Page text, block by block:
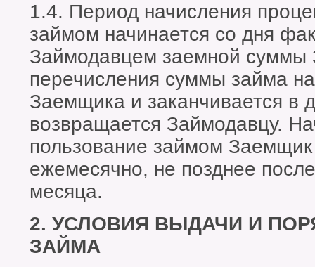
1.4. Период начисления
займом начинается со дня
Займодавцем заемной суммы
перечисления суммы займа
Заемщика и заканчивается в
возвращается Займодавцу.
пользование займом Заемщик
ежемесячно, не позднее
месяца.
2. УСЛОВИЯ ВЫДАЧИ И
ЗАЙМА